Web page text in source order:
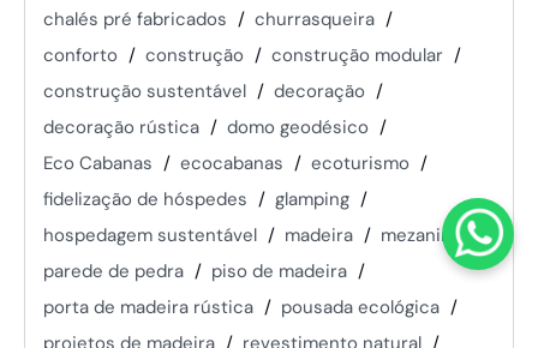
chalés pré fabricados
churrasqueira
conforto
construção
construção modular
construção sustentável
decoração
decoração rústica
domo geodésico
Eco Cabanas
ecocabanas
ecoturismo
fidelização de hóspedes
glamping
hospedagem sustentável
madeira
mezanino
parede de pedra
piso de madeira
porta de madeira rústica
pousada ecológica